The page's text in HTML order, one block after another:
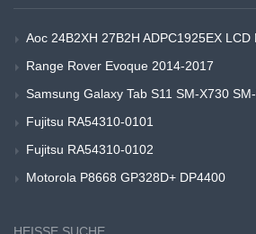
Aoc 24B2XH 27B2H ADPC1925EX LCD
Range Rover Evoque 2014-2017
Samsung Galaxy Tab S11 SM-X730
Fujitsu RA54310-0101
Fujitsu RA54310-0102
Motorola P8668 GP328D+ DP4400
HEISSE SUCHE